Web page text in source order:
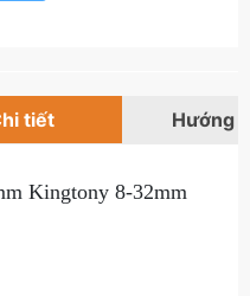
tiết Hướng
Kingtony 8-32mm